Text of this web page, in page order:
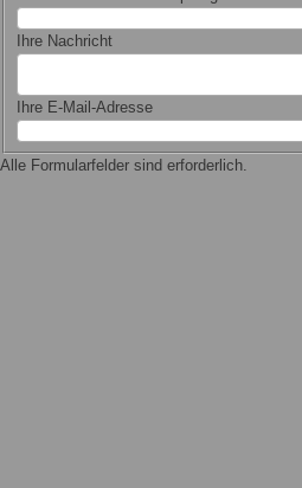
Ihre Nachricht
Ihre E-Mail-Adresse
Alle Formularfelder sind erforderlich.